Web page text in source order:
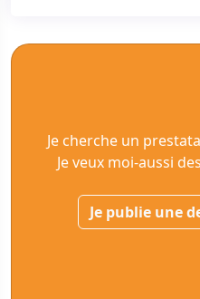
Je cherche un
Je veux moi-aussi
Je publie une